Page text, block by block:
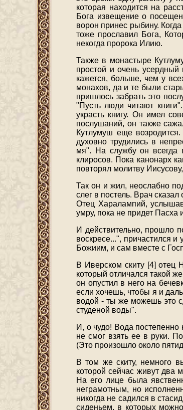
которая находится на
Бога извещение о
ворон принес рыбину.
тоже прославил Бога,
некогда пророка Илию.
Также в монастыре
простой и очень
кажется, больше, чем у
монахов, да и те были
пришлось забрать это
"Пусть люди читают
украсть книгу. Он имел
послушаний, он также
Кутлумуш еще
духовно трудились в
мя". На службу он всегда
клиросов. Пока канонарх
повторял молитву
Так он и жил, неослабно
слег в постель. Врач
Отец Харалампий,
умру, пока не придет Пасха
И действительно, прошло
воскресе...", причастился
Божиим, и сам вместе с
В Иверском скиту [4] отец
который отличался такой
он опустил в него на
если хочешь, чтобы я и
водой - ты же можешь это
студеной воды".
И, о чудо! Вода
не смог взять ее в руки.
(Это произошло около
В том же скиту, немного
которой сейчас живут два
На его лице была
неграмотным, но
никогда не садился в
сиденьем, в которых